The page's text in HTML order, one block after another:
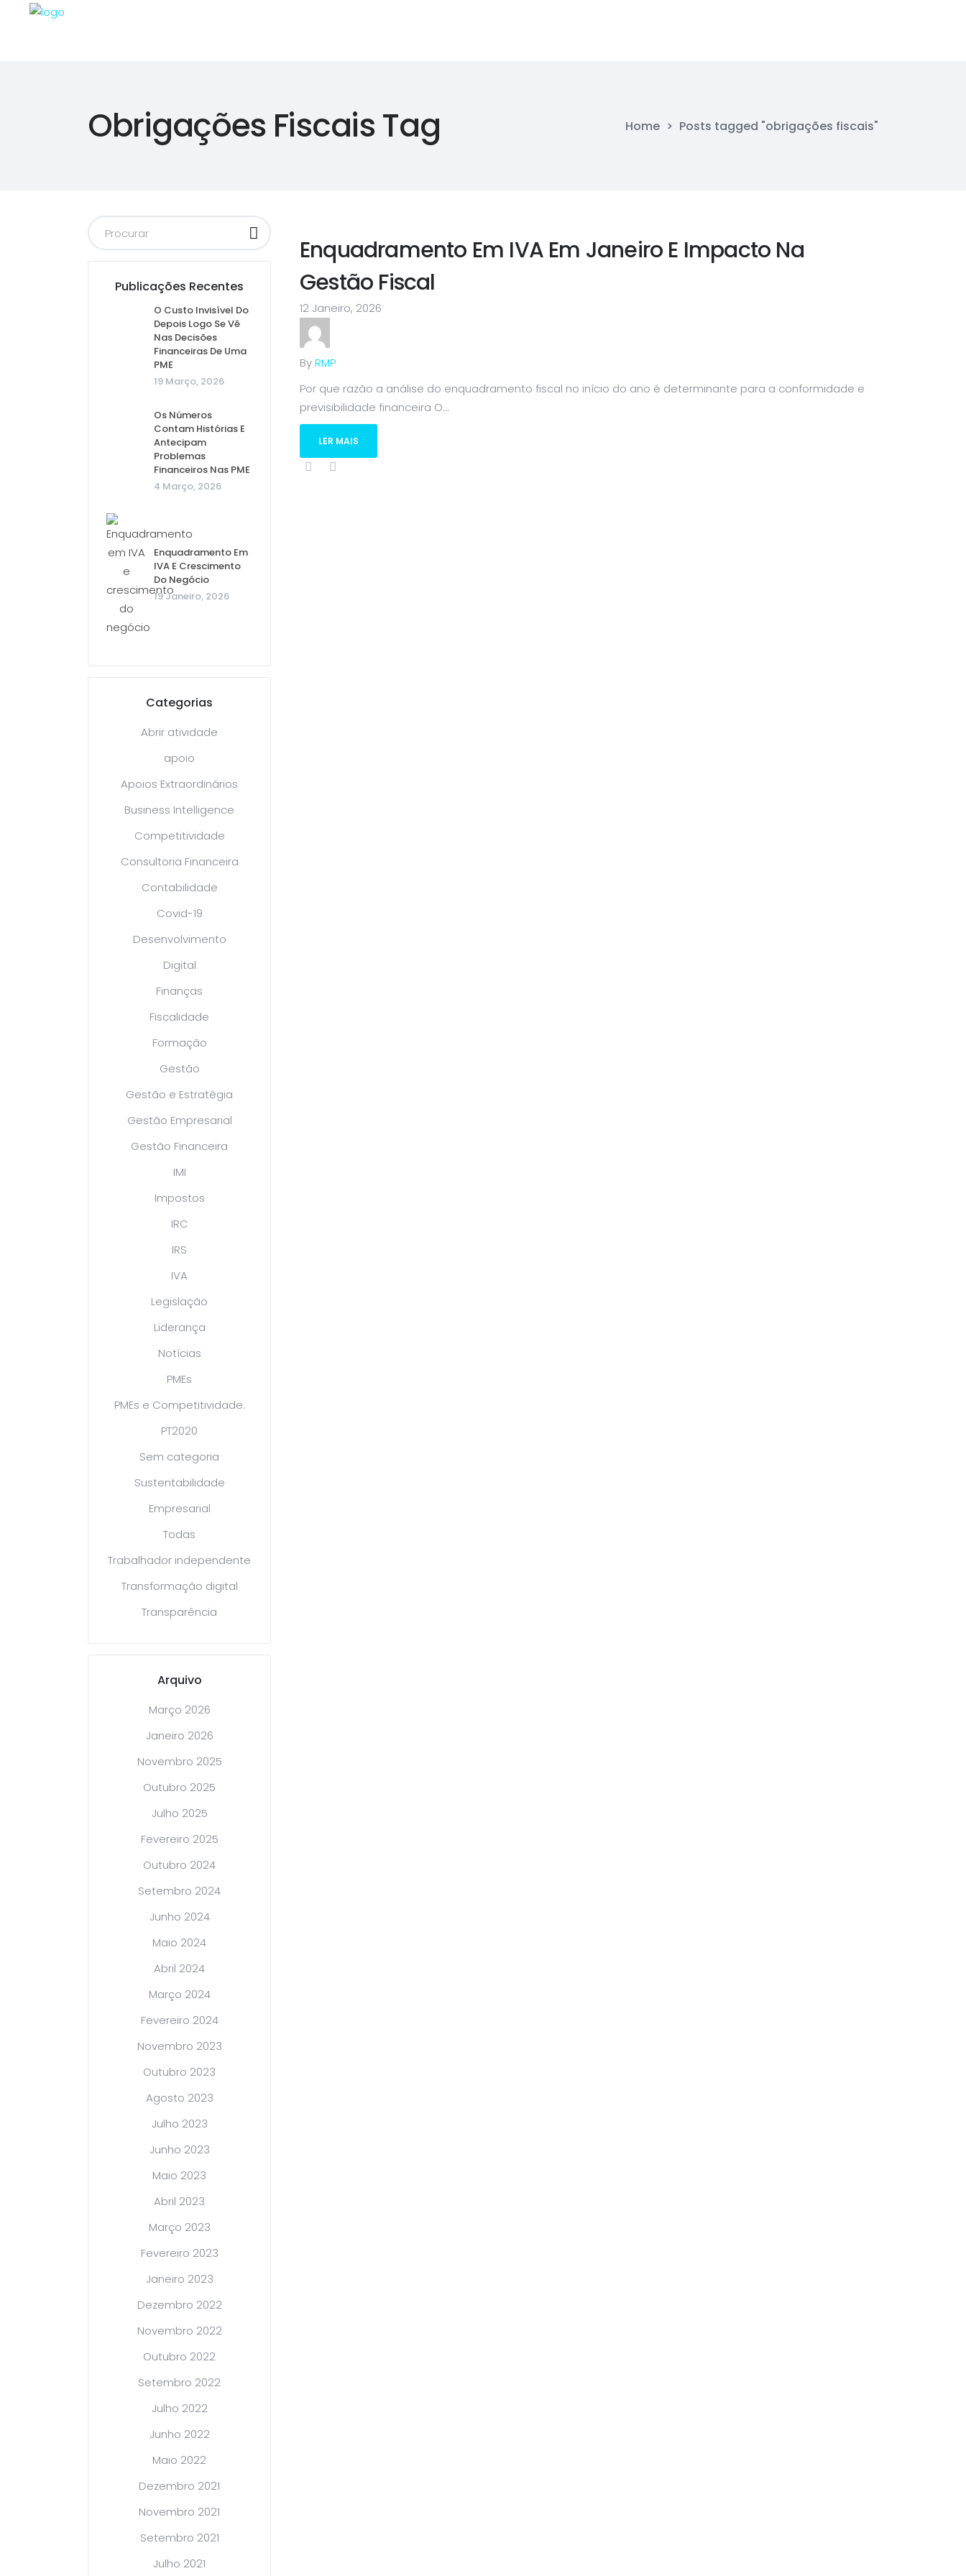
Obrigações Fiscais Tag Home > Posts tagged "obrigações fiscais"
Publicações Recentes
O Custo Invisível Do
Depois Logo Se Vê
Nas Decisões
Financeiras De Uma
PME
19 Março, 2026
Os Números
Contam Histórias E
Antecipam
Problemas
Financeiros Nas PME
4 Março, 2026
Enquadramento Em
IVA E Crescimento
Do Negócio
19 Janeiro, 2026
Categorias
Abrir atividade
apoio
Apoios Extraordinários
Business Intelligence
Competitividade
Consultoria Financeira
Contabilidade
Covid-19
Desenvolvimento
Digital
Finanças
Fiscalidade
Formação
Gestão
Gestão e Estratégia
Gestão Empresarial
Gestão Financeira
IMI
Impostos
IRC
IRS
IVA
Legislação
Liderança
Notícias
PMEs
PMEs e Competitividade.
PT2020
Sem categoria
Sustentabilidade
Empresarial
Todas
Trabalhador independente
Transformação digital
Transparência
Arquivo
Março 2026
Janeiro 2026
Novembro 2025
Outubro 2025
Julho 2025
Fevereiro 2025
Outubro 2024
Setembro 2024
Junho 2024
Maio 2024
Abril 2024
Março 2024
Fevereiro 2024
Novembro 2023
Outubro 2023
Agosto 2023
Julho 2023
Junho 2023
Maio 2023
Abril 2023
Março 2023
Fevereiro 2023
Janeiro 2023
Dezembro 2022
Novembro 2022
Outubro 2022
Setembro 2022
Julho 2022
Junho 2022
Maio 2022
Dezembro 2021
Novembro 2021
Setembro 2021
Julho 2021
Enquadramento Em IVA Em Janeiro E Impacto Na
Gestão Fiscal
12 Janeiro, 2026
ByRMP
Por que razão a análise do enquadramento fiscal no início do ano é determinante para a conformidade e
previsibilidade financeira O...
LER MAIS